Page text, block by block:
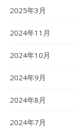
2025年3月
2024年11月
2024年10月
2024年9月
2024年8月
2024年7月